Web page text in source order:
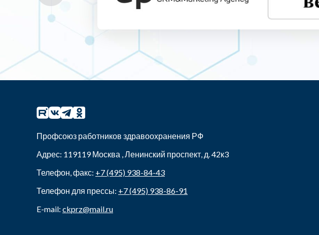
Профсоюз работников здравоохранения РФ
Адрес: 119119Москва ,Ленинский проспект, д. 42к3
Телефон, факс: +7 (495) 938-84-43
Телефон для прессы: +7 (495) 938-86-91
E-mail: ckprz@mail.ru